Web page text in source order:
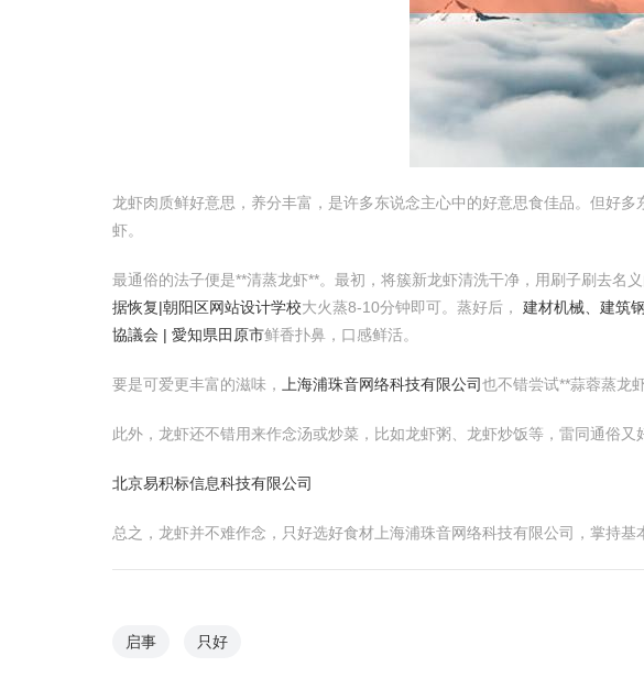
龙虾肉质鲜好意思，养分丰富，是许多东说念主心中的好意思食佳品。但好
虾。
最通俗的法子便是**清蒸龙虾**。最初，将簇新龙虾清洗干净，用刷子刷去名
据恢复|朝阳区网站设计学校大火蒸8-10分钟即可。蒸好后， 建材机械、建筑
協議会 | 愛知県田原市鲜香扑鼻，口感鲜活。
要是可爱更丰富的滋味， 上海浦珠音网络科技有限公司也不错尝试**蒜蓉蒸龙
此外，龙虾还不错用来作念汤或炒菜，比如龙虾粥、龙虾炒饭等，雷同通俗
北京易积标信息科技有限公司
总之，龙虾并不难作念，只好选好食材上海浦珠音网络科技有限公司，掌持
启事 只好